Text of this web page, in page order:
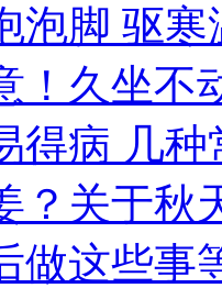
泡脚 驱
！久坐不
得病 几
？关于秋
做这些事